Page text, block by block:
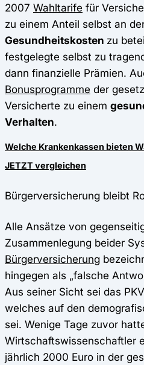
2007 Wahltarife für
zu einem Anteil selbst an
Gesundheitskosten zu
festgelegte selbst zu
dann finanzielle Prämien.
Bonusprogramme der
Versicherte zu einem
Verhalten.
Welche Krankenkassen bieten
JETZT vergleichen
Bürgerversicherung bleibt
Alle Ansätze von
Zusammenlegung beider
Bürgerversicherung
hingegen als „falsche
Aus seiner Sicht sei das
welches auf den
sei. Wenige Tage zuvor
Wirtschaftswissenschaftler
jährlich 2000 Euro in der